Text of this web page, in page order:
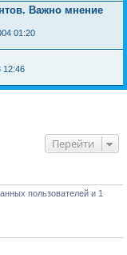
Важно мнение
01:20
12:46
Перейти
пользователей и 1